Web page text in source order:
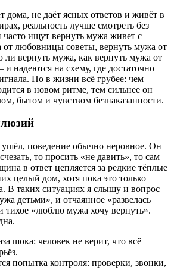
дома, не даёт ясных ответов и живёт в
реальность лучше смотреть без
ищут вернуть мужа живет с
от любовницы советы, вернуть мужа от
вернуть мужа, как вернуть мужа от
надеются на схему, где достаточно
Но в жизни всё грубее: чем
в новом ритме, тем сильнее он
бытом и чувством безнаказанности.
поведение обычно неровное. Он
то просить «не давить», то сам
в ответ цепляется за редкие тёплые
целый дом, хотя пока это только
В таких ситуациях я слышу и вопрос
детьми», и отчаянное «развелась
тихое «люблю мужа хочу вернуть».
шока: человек не верит, что всё
попытка контроля: проверки, звонки,